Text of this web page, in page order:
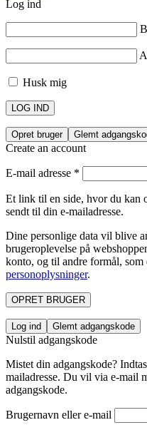
Log ind
Husk mig
LOG IND
Opret bruger Glemt
Create an account
E-mail adresse *
Et link til en side, hvor du kan
sendt til din e-mailadresse.
Dine personlige data vil blive
brugeroplevelse på
konto, og til andre formål, som
personoplysninger.
OPRET BRUGER
Log ind Glemt adgangskode
Nulstil adgangskode
Mistet din adgangskode?
mailadresse. Du vil via e-mail
adgangskode.
Brugernavn eller e-mail